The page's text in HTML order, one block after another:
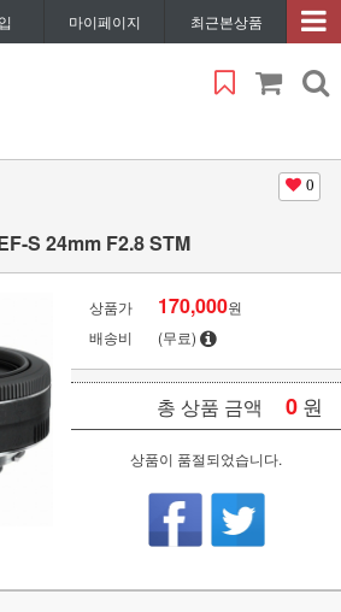
마이페이지 최근본상품
0
S 24mm F2.8 STM
상품가 170,000원
배송비
(무료)
총 상품 금액 0 원
상품이 품절되었습니다.